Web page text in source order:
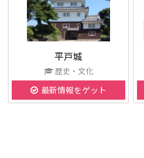
平戸城
歴史・文化
最新情報をゲット